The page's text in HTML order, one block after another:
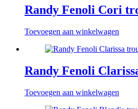
Randy Fenoli Cori
Toevoegen aan winkelwagen
Randy Fenoli
Toevoegen aan winkelwagen